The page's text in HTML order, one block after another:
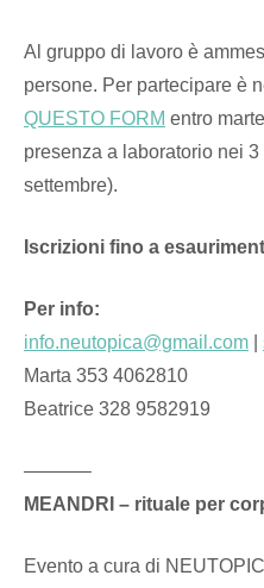
Al gruppo di lavoro è
persone. Per partecipare è
QUESTO FORM entro
presenza a laboratorio nei
settembre).
Iscrizioni fino a
Per info:
info.neutopica@gmail.com
Marta 353 4062810
Beatrice 328 9582919
———–
MEANDRI – rituale per
Evento a cura di